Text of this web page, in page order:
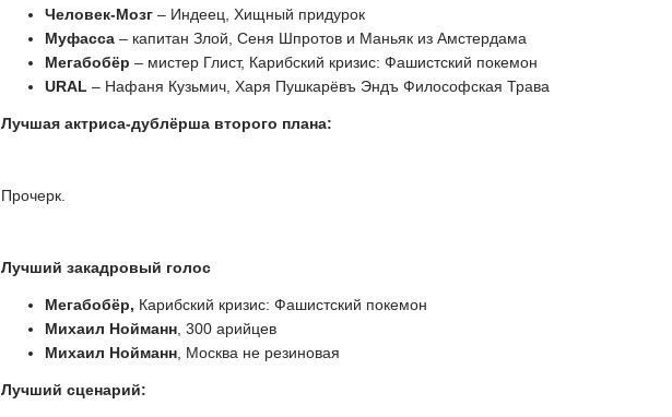
Человек-Мозг – Индеец, Хищный придурок
Муфасса– капитан Злой, Сеня Шпротов и Маньяк из Амстердама
Мегабобёр – мистер Глист, Карибский кризис: Фашистский покемон
URAL – Нафаня Кузьмич, Харя Пушкарёвъ Эндъ Философская Трава
Лучшая актриса-дублёрша второго плана:
Прочерк.
Лучший закадровый голос
Мегабобёр, Карибский кризис: Фашистский покемон
Михаил Нойманн , 300 арийцев
Михаил Нойманн , Москва не резиновая
Лучший сценарий: